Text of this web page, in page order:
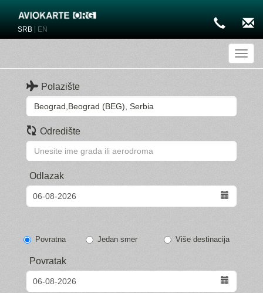
SRB EN
Polazište
Odredište
Odlazak
Povratna Jedan smer Više destinacija
Povratak